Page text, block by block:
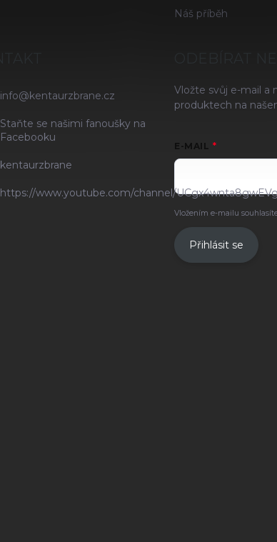
Náš příběh
info@kentaurzbrane.cz
Staňte se našimi fanoušky na
Facebooku
kentaurzbrane
https://www.youtube.com/channel/
Vložte svůj e-mail a
produktech na
E-MAIL
Vložením e-mailu
Přihlásit se